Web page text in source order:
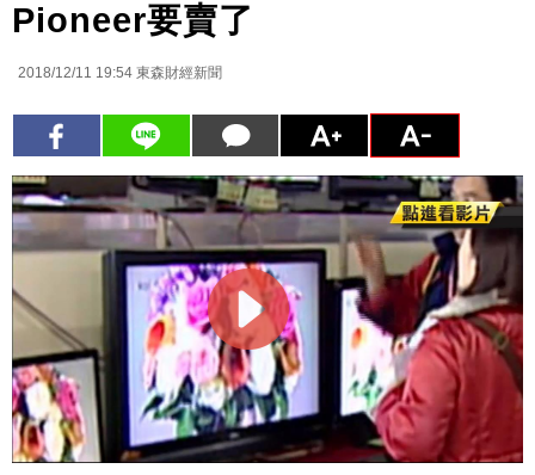
Pioneer要賣了
2018/12/11 19:54 東森財經新聞